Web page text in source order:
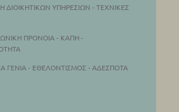
ΔΙΟΙΚΗΤΙΚΏΝ ΥΠΗΡΕΣΙΏΝ - ΤΕΧΝΙΚΈΣ
ΠΡΌΝΟΙΑ - ΚΑΠΗ -
ΓΕΝΙΆ - ΕΘΕΛΟΝΤΙΣΜΌΣ - ΑΔΈΣΠΟΤΑ